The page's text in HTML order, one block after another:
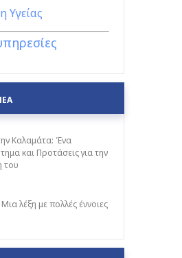
Υγείας
Καλαμάτα: Ένα
και Προτάσεις για την
του
λέξη με πολλές έννοιες